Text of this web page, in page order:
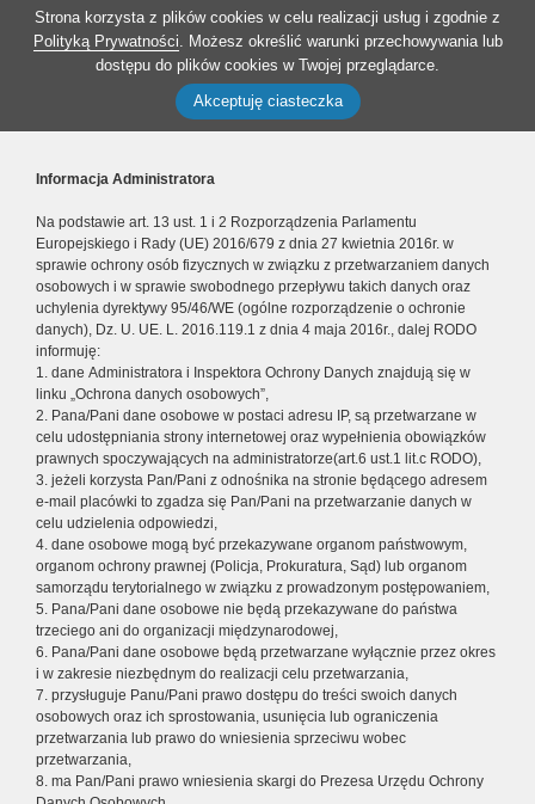
Strona korzysta z plików cookies w celu realizacji usług i zgodnie z
Polityką Prywatności. Możesz określić warunki przechowywania lub
dostępu do plików cookies w Twojej przeglądarce.
Akceptuję ciasteczka
Informacja Administratora
Na podstawie art. 13 ust. 1 i 2 Rozporządzenia Parlamentu
Europejskiego i Rady (UE) 2016/679 z dnia 27 kwietnia 2016r. w
sprawie ochrony osób fizycznych w związku z przetwarzaniem danych
osobowych i w sprawie swobodnego przepływu takich danych oraz
uchylenia dyrektywy 95/46/WE (ogólne rozporządzenie o ochronie
danych), Dz. U. UE. L. 2016.119.1 z dnia 4 maja 2016r., dalej RODO
informuję:
1. dane Administratora i Inspektora Ochrony Danych znajdują się w
linku „Ochrona danych osobowych”,
2. Pana/Pani dane osobowe w postaci adresu IP, są przetwarzane w
celu udostępniania strony internetowej oraz wypełnienia obowiązków
prawnych spoczywających na administratorze(art.6 ust.1 lit.c RODO),
3. jeżeli korzysta Pan/Pani z odnośnika na stronie będącego adresem
e-mail placówki to zgadza się Pan/Pani na przetwarzanie danych w
celu udzielenia odpowiedzi,
4. dane osobowe mogą być przekazywane organom państwowym,
organom ochrony prawnej (Policja, Prokuratura, Sąd) lub organom
samorządu terytorialnego w związku z prowadzonym postępowaniem,
5. Pana/Pani dane osobowe nie będą przekazywane do państwa
trzeciego ani do organizacji międzynarodowej,
6. Pana/Pani dane osobowe będą przetwarzane wyłącznie przez okres
i w zakresie niezbędnym do realizacji celu przetwarzania,
7. przysługuje Panu/Pani prawo dostępu do treści swoich danych
osobowych oraz ich sprostowania, usunięcia lub ograniczenia
przetwarzania lub prawo do wniesienia sprzeciwu wobec
przetwarzania,
8. ma Pan/Pani prawo wniesienia skargi do Prezesa Urzędu Ochrony